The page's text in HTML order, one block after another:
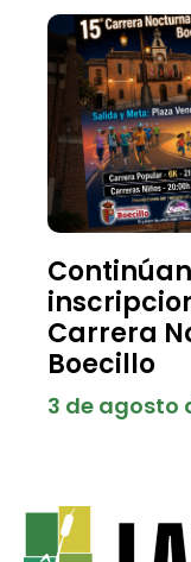
Carrera
Boecillo
3 de agosto